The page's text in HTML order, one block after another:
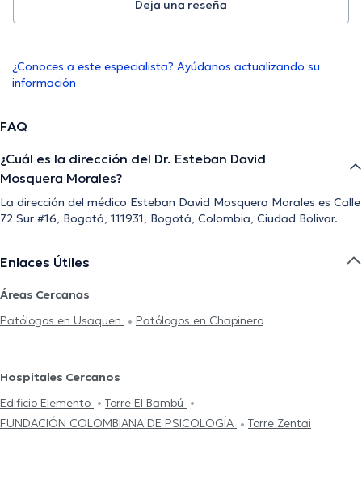
Deja una reseña
¿Conoces a este especialista? Ayúdanos actualizando su
información
FAQ
¿Cuál es la dirección del Dr. Esteban David
Mosquera Morales?
La dirección del médico Esteban David Mosquera Morales es Calle
72 Sur #16, Bogotá, 111931, Bogotá, Colombia, Ciudad Bolivar.
Enlaces Útiles
Áreas Cercanas
Patólogos en Usaquen
Patólogos en Chapinero
Hospitales Cercanos
Edificio Elemento
Torre El Bambú
FUNDACIÓN COLOMBIANA DE PSICOLOGÍA
Torre Zentai